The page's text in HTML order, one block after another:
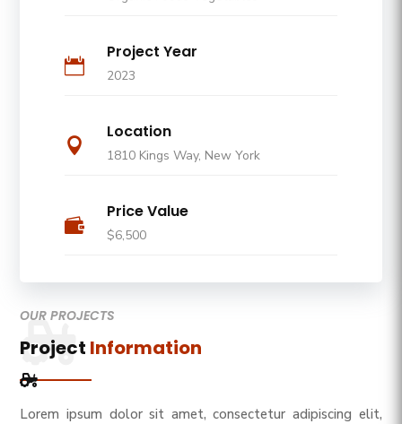

Project Year
2023

Location
1810 Kings Way, New York

Price Value
$6,500
OUR PROJECTS
Project Information
Lorem ipsum dolor sit amet, consectetur adipiscing elit,